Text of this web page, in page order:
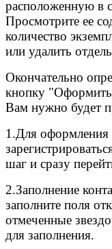
расположенную в
Просмотрите ее
количество
или удалить
Окончательно
кнопку "Оформить
Вам нужно будет
1.Для оформления
шаг и сразу
2.Заполнение
заполните поля
отмеченные
для заполнения.